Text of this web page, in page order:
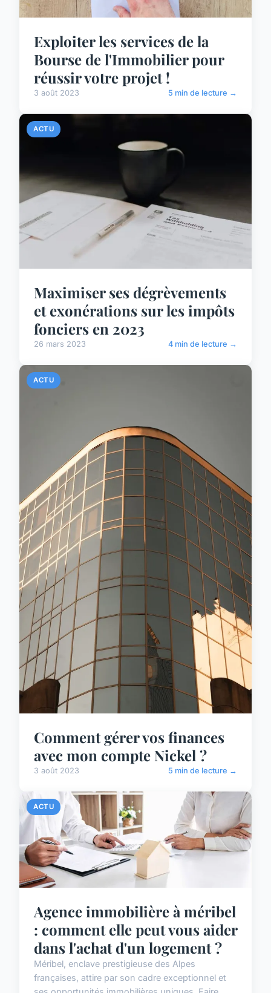
Exploiter les services de la
Bourse de l'Immobilier pour
réussir votre projet !
3 août 2023 5 min de lecture →
ACTU
Maximiser ses dégrèvements
et exonérations sur les impôts
fonciers en 2023
26 mars 2023 4 min de lecture →
ACTU
Comment gérer vos finances
avec mon compte Nickel ?
3 août 2023 5 min de lecture →
ACTU
Agence immobilière à méribel
: comment elle peut vous aider
dans l'achat d'un logement ?
Méribel, enclave prestigieuse des Alpes
françaises, attire par son cadre exceptionnel et